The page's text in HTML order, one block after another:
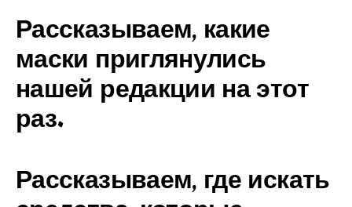
Рассказываем, какие
маски приглянулись
нашей редакции на этот
раз.
Рассказываем, где искать